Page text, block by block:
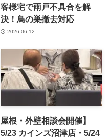
客様宅で雨戸不具合を解
決！鳥の巣撤去対応
2026.06.12
屋根・外壁相談会開催】
5/23 カインズ沼津店・5/24